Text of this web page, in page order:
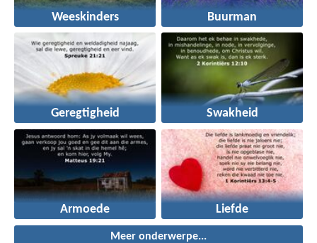
Weeskinders Buurman
Geregtigheid Swakheid
Armoede Liefde
Meer onderwerpe...